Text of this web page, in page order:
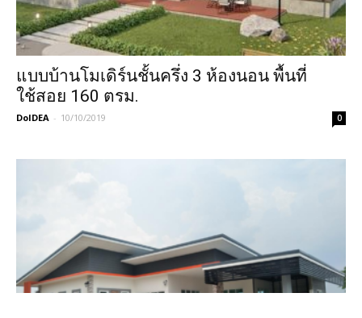
แบบบ้านโมเดิร์นชั้นครึ่ง 3 ห้องนอน พื้นที่
ใช้สอย 160 ตรม.
DoIDEA - 10/10/2019 0